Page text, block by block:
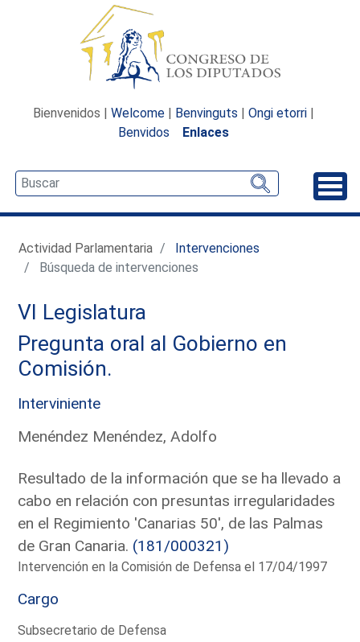
Bienvenidos | Welcome | Benvinguts | Ongi etorri |
Benvidos
Enlaces
Actividad Parlamentaria
Intervenciones
Búsqueda de intervenciones
VI Legislatura
Pregunta oral al Gobierno en
Comisión.
Interviniente
Menéndez Menéndez, Adolfo
Resultado de la información que se ha llevado a
cabo en relación con presuntas irregularidades
en el Regimiento 'Canarias 50', de las Palmas
de Gran Canaria. (181/000321)
Intervención en la Comisión de Defensa el 17/04/1997
Cargo
Subsecretario de Defensa